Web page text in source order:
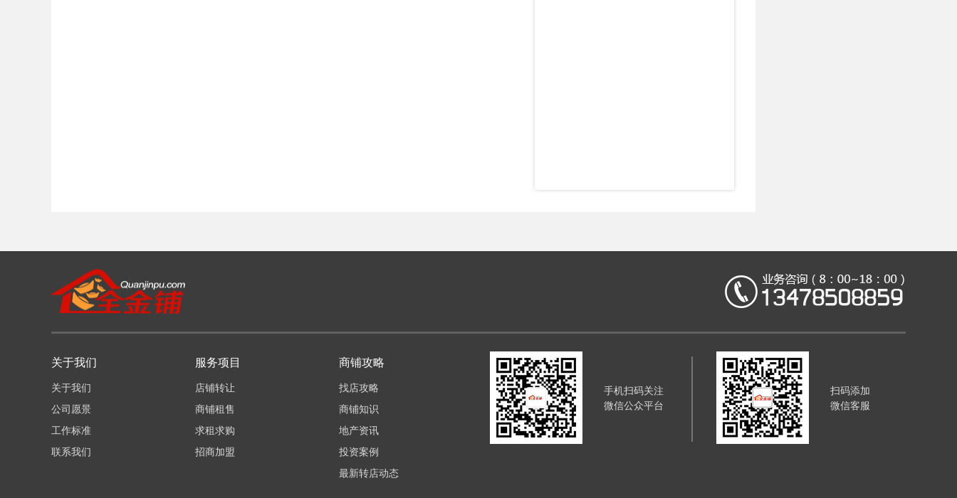
关于我们
关于我们
公司愿景
工作标准
联系我们
服务项目
店铺转让
商铺租售
求租求购
招商加盟
商铺攻略
找店攻略
商铺知识
地产资讯
投资案例
最新转店动态
手机扫码关注
微信公众平台
扫码添加
微信客服